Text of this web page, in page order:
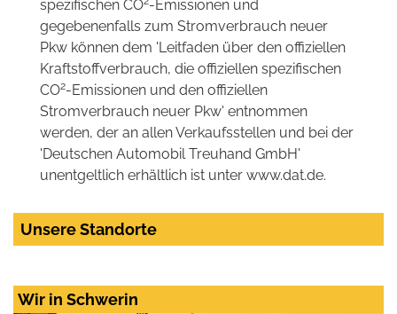
spezifischen CO -Emissionen und
gegebenenfalls zum Stromverbrauch neuer
Pkw können dem 'Leitfaden über den offiziellen
Kraftstoffverbrauch, die offiziellen spezifischen
CO2-Emissionen und den offiziellen
Stromverbrauch neuer Pkw' entnommen
werden, der an allen Verkaufsstellen und bei der
'Deutschen Automobil Treuhand GmbH'
unentgeltlich erhältlich ist unter www.dat.de.
Unsere Standorte
Wir in Schwerin